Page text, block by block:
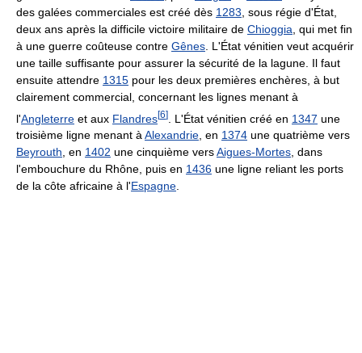
des galées commerciales est créé dès 1283 , sous régie d'État,
deux ans après la difficile victoire militaire de Chioggia , qui met fin
à une guerre coûteuse contre Gênes . L'État vénitien veut acquérir
une taille suffisante pour assurer la sécurité de la lagune. Il faut
ensuite attendre 1315 pour les deux premières enchères, à but
clairement commercial, concernant les lignes menant à
l'Angleterre et aux Flandres[6] . L'État vénitien créé en 1347 une
troisième ligne menant àAlexandrie, en 1374 une quatrième vers
Beyrouth, en 1402 une cinquième versAigues-Mortes, dans
l'embouchure du Rhône, puis en 1436 une ligne reliant les ports
de la côte africaine à l'Espagne.